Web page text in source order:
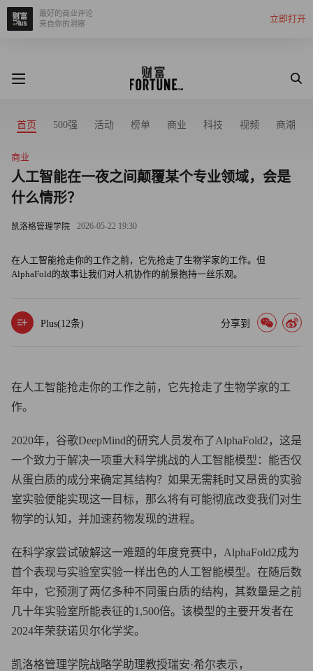
立即打开
最好的商业评论
来自你的洞察
首页 500强 活动 榜单 商业 科技 视频 商潮
商业
人工智能在一夜之间颠覆某个专业领域，会是
什么情形？
凯洛格管理学院 2026-05-22 19:30
在人工智能抢走你的工作之前，它先抢走了生物学家的工作。但
AlphaFold的故事让我们对人机协作的前景抱持一丝乐观。
Plus(12条) 分享到
在人工智能抢走你的工作之前，它先抢走了生物学家的工
作。
2020年，谷歌DeepMind的研究人员发布了AlphaFold2，这是
一个致力于解决一项重大科学挑战的人工智能模型：能否仅
从蛋白质的成分来确定其结构？如果无需耗时又昂贵的实验
室实验便能实现这一目标，那么将有可能彻底改变我们对生
物学的认知，并加速药物发现的进程。
在科学家尝试破解这一难题的年度竞赛中，AlphaFold2成为
首个表现与实验室实验一样出色的人工智能模型。在随后数
年中，它预测了两亿多种不同蛋白质的结构，其数量是之前
几十年实验室所能表征的1,500倍。该模型的主要开发者在
2024年荣获诺贝尔化学奖。
凯洛格管理学院战略学助理教授瑞安·希尔表示，